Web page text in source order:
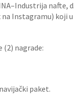
nafte,
na Instagramu)
(2) nagrade:
paket.